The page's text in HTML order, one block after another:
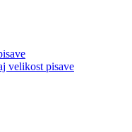
velikost pisave